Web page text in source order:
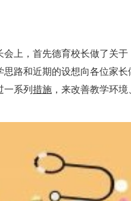
上，首先德育校长做了关
思路和近期的设想向各位家
一系列措施 ，来改善教学环